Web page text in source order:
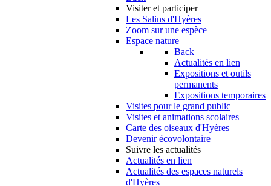
Visiter et participer
Les Salins d'Hyères
Zoom sur une espèce
Espace nature
Back
Actualités en lien
Expositions et outils
permanents
Expositions temporaires
Visites pour le grand public
Visites et animations scolaires
Carte des oiseaux d'Hyères
Devenir écovolontaire
Suivre les actualités
Actualités en lien
Actualités des espaces naturels
d'Hyères